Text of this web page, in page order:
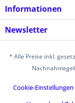
Informationen
Newsletter
* Alle Preise inkl.
Cookie-Einstellungen